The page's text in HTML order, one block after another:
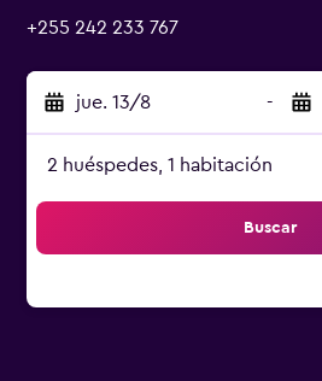
+255 242 233 767
jue. 13/8 -
2 huéspedes, 1 habitación
Buscar